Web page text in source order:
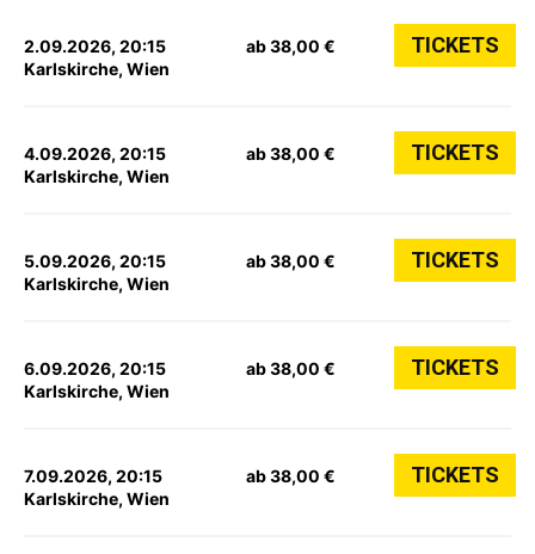
2.09.2026, 20:15
Karlskirche, Wien
ab 38,00 € TICKETS
4.09.2026, 20:15
Karlskirche, Wien
ab 38,00 € TICKETS
5.09.2026, 20:15
Karlskirche, Wien
ab 38,00 € TICKETS
6.09.2026, 20:15
Karlskirche, Wien
ab 38,00 € TICKETS
7.09.2026, 20:15
Karlskirche, Wien
ab 38,00 € TICKETS